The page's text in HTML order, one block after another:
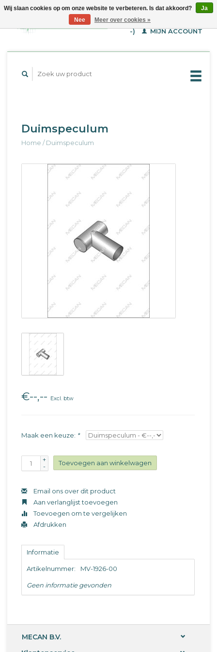
WINKELWAGEN (€--,-
-)
MIJN ACCOUNT
Duimspeculum
Home /Duimspeculum
€--,-- Excl. btw
Maak een keuze: *
+
-
Toevoegen aan winkelwagen
Email ons over dit product
Aan verlanglijst toevoegen
Toevoegen om te vergelijken
Afdrukken
Informatie
Artikelnummer: MV-1926-00
Geen informatie gevonden
MECAN B.V.
Wij slaan cookies op om onze website te verbeteren. Is dat akkoord?
Ja
Nee
Meer over cookies »